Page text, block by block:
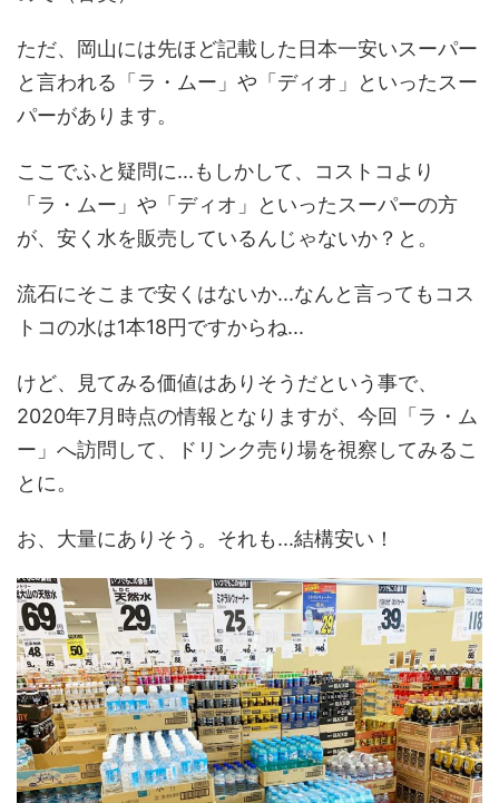
ただ、岡山には先ほど記載した日本一安いスーパー
と言われる「ラ・ムー」や「ディオ」といったスー
パーがあります。
ここでふと疑問に...もしかして、コストコより
「ラ・ムー」や「ディオ」といったスーパーの方
が、安く水を販売しているんじゃないか？と。
流石にそこまで安くはないか...なんと言ってもコス
トコの水は1本18円ですからね...
けど、見てみる価値はありそうだという事で、
2020年7月時点の情報となりますが、今回「ラ・ム
ー」へ訪問して、ドリンク売り場を視察してみるこ
とに。
お、大量にありそう。それも...結構安い！